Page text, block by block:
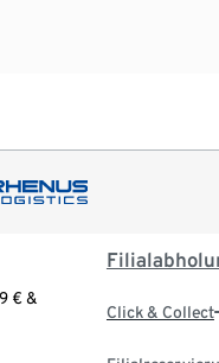
€ &
Click & Collect